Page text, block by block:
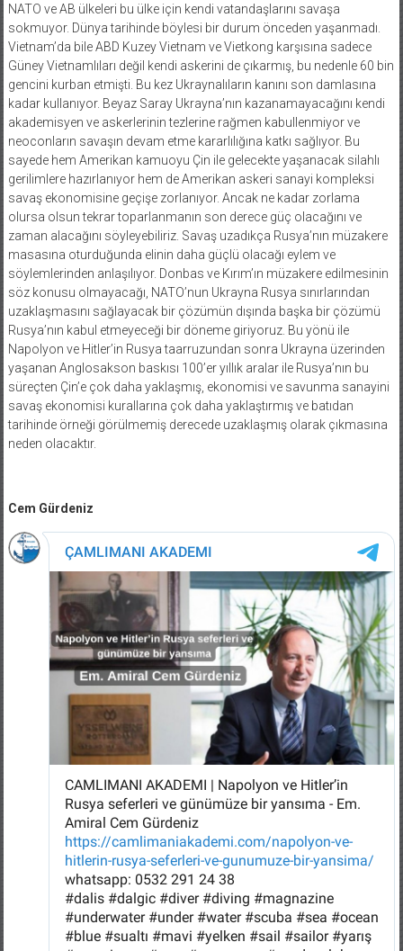
NATO ve AB ülkeleri bu ülke için kendi vatandaşlarını savaşa
sokmuyor. Dünya tarihinde böylesi bir durum önceden yaşanmadı.
Vietnam’da bile ABD Kuzey Vietnam ve Vietkong karşısına sadece
Güney Vietnamlıları değil kendi askerini de çıkarmış, bu nedenle 60 bin
gencini kurban etmişti. Bu kez Ukraynalıların kanını son damlasına
kadar kullanıyor. Beyaz Saray Ukrayna’nın kazanamayacağını kendi
akademisyen ve askerlerinin tezlerine rağmen kabullenmiyor ve
neoconların savaşın devam etme kararlılığına katkı sağlıyor. Bu
sayede hem Amerikan kamuoyu Çin ile gelecekte yaşanacak silahlı
gerilimlere hazırlanıyor hem de Amerikan askeri sanayi kompleksi
savaş ekonomisine geçişe zorlanıyor. Ancak ne kadar zorlama
olursa olsun tekrar toparlanmanın son derece güç olacağını ve
zaman alacağını söyleyebiliriz. Savaş uzadıkça Rusya’nın müzakere
masasına oturduğunda elinin daha güçlü olacağı eylem ve
söylemlerinden anlaşılıyor. Donbas ve Kırım’ın müzakere edilmesinin
söz konusu olmayacağı, NATO’nun Ukrayna Rusya sınırlarından
uzaklaşmasını sağlayacak bir çözümün dışında başka bir çözümü
Rusya’nın kabul etmeyeceği bir döneme giriyoruz. Bu yönü ile
Napolyon ve Hitler’in Rusya taarruzundan sonra Ukrayna üzerinden
yaşanan Anglosakson baskısı 100’er yıllık aralar ile Rusya’nın bu
süreçten Çin’e çok daha yaklaşmış, ekonomisi ve savunma sanayini
savaş ekonomisi kurallarına çok daha yaklaştırmış ve batıdan
tarihinde örneği görülmemiş derecede uzaklaşmış olarak çıkmasına
neden olacaktır.
Cem Gürdeniz